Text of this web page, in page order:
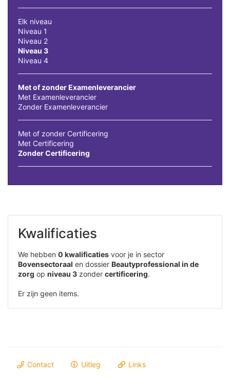
Elk niveau
Niveau 1
Niveau 2
Niveau 3
Niveau 4
Met of zonder Examenleverancier
Met Examenleverancier
Zonder Examenleverancier
Met of zonder Certificering
Met Certificering
Zonder Certificering
Kwalificaties
We hebben 0 kwalificaties voor je in sector
Bovensectoraal en dossier Beautyprofessional in de
zorg op niveau 3 zonder certificering.
Er zijn geen items.
Contact Uitleg Links